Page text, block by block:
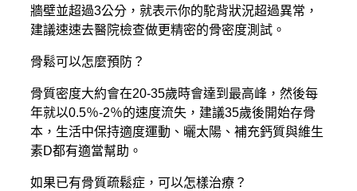
牆壁並超過3公分，就表示你的駝背狀況超過異常，
建議速速去醫院檢查做更精密的骨密度測試。
骨鬆可以怎麼預防？
骨質密度大約會在20-35歲時會達到最高峰，然後每
年就以0.5％-2％的速度流失，建議35歲後開始存骨
本，生活中保持適度運動、曬太陽、補充鈣質與維生
素D都有適當幫助。
如果已有骨質疏鬆症，可以怎樣治療？